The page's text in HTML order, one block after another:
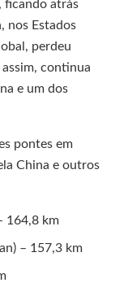
, ficando atrás
nos Estados
perdeu
continua
e um dos
pontes em
China e outros
164,8 km
– 157,3 km